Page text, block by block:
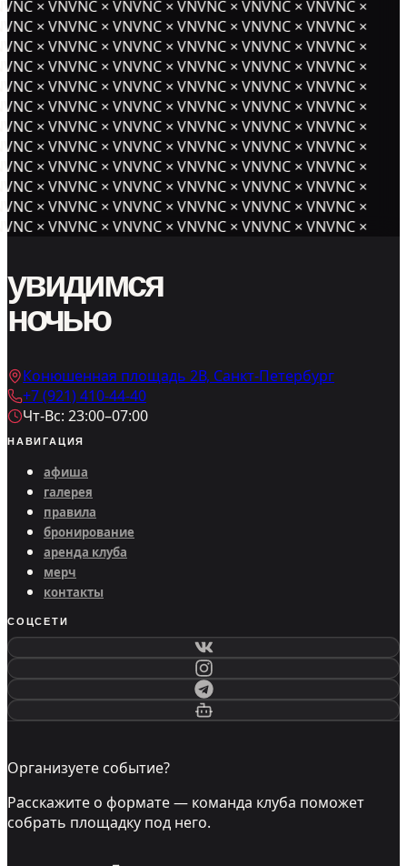
× VNVNC × VNVNC × VNVNC × VNVNC × VNVNC ×
× VNVNC × VNVNC × VNVNC × VNVNC × VNVNC ×
× VNVNC × VNVNC × VNVNC × VNVNC × VNVNC ×
× VNVNC × VNVNC × VNVNC × VNVNC × VNVNC ×
× VNVNC × VNVNC × VNVNC × VNVNC × VNVNC ×
× VNVNC × VNVNC × VNVNC × VNVNC × VNVNC ×
× VNVNC × VNVNC × VNVNC × VNVNC × VNVNC ×
× VNVNC × VNVNC × VNVNC × VNVNC × VNVNC ×
× VNVNC × VNVNC × VNVNC × VNVNC × VNVNC ×
× VNVNC × VNVNC × VNVNC × VNVNC × VNVNC ×
× VNVNC × VNVNC × VNVNC × VNVNC × VNVNC ×
× VNVNC × VNVNC × VNVNC × VNVNC × VNVNC ×
увидимся
ночью
Конюшенная площадь 2В, Санкт-Петербург
+7 (921) 410-44-40
Чт-Вс: 23:00–07:00
НАВИГАЦИЯ
афиша
галерея
правила
бронирование
аренда клуба
мерч
контакты
СОЦСЕТИ
Организуете событие?
Расскажите о формате — команда клуба поможет
собрать площадку под него.